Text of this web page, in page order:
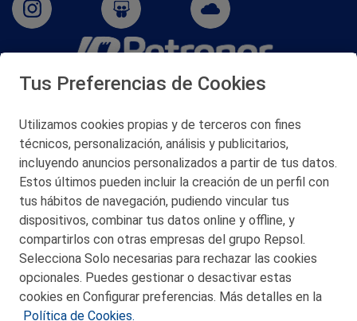
San Martín 5-Edificio Muñatones,
© 2026 Petronor S.A.
CONTACTO
MAPA WEB
POLITICA DE PRIVACIDAD
Tus Preferencias de Cookies
Utilizamos cookies propias y de terceros con fines
técnicos, personalización, análisis y publicitarios,
incluyendo anuncios personalizados a partir de tus datos.
Estos últimos pueden incluir la creación de un perfil con
tus hábitos de navegación, pudiendo vincular tus
dispositivos, combinar tus datos online y offline, y
compartirlos con otras empresas del grupo Repsol.
Selecciona Solo necesarias para rechazar las cookies
opcionales. Puedes gestionar o desactivar estas
cookies en Configurar preferencias. Más detalles en la
Política de Cookies.